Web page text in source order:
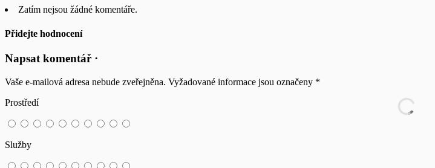
Zatím nejsou žádné komentáře.
Přidejte hodnocení
Napsat komentář ·
Vaše e-mailová adresa nebude zveřejněna. Vyžadované informace jsou označeny *
Prostředí
Služby